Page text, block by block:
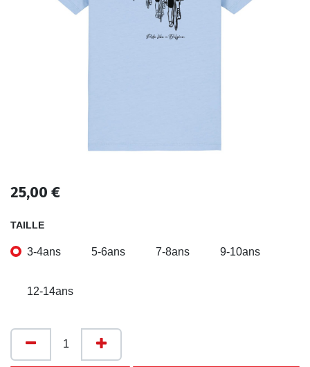
25,00 €
TAILLE
3-4ans 5-6ans 7-8ans 9-10ans
12-14ans